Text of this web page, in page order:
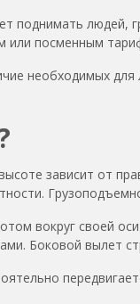
поднимать людей,
или посменным
необходимых
зависит от
вокруг своей
Боковой вылет